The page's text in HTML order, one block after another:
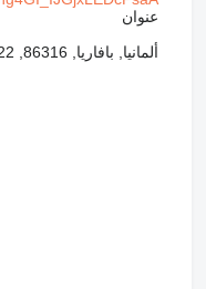
عنوان
ألمانيا, بافاريا, 86316, Friedberg-Derching, Äußere Industriestraße 22